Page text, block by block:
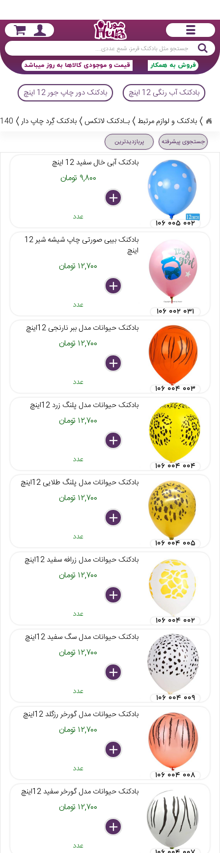
جستجو
قیمت و موجودی کالاها به روز میباشد فروش به همکار
بادکنک آب رنگی 12 اینچ بادکنک دور چاپ جور 12 اینچ
بادکنک و لوازم مرتبط بـادکنک لاتکس بادکنک گِرد چاپ دار 140 کالا
جستجوی پیشرفته پربازدیدترین
بادکنک آبی خال سفید 12 اینچ
۹,۸۰۰ تومان
delete
remove
add
عدد
۱۰۶ ۰۰۵ ۰۰۲
بادکنک بیبی صورتی چاپ شیشه شیر 12
اینچ
۱۲,۷۰۰ تومان
delete
remove
add
عدد
۱۰۶ ۰۰۲ ۰۳۱
بادکنک حیوانات مدل ببر نارنجی 12اینچ
۱۲,۷۰۰ تومان
delete
remove
add
عدد
۱۰۶ ۰۰۴ ۰۰۳
بادکنک حیوانات مدل پلنگ زرد 12اینچ
۱۲,۷۰۰ تومان
delete
remove
add
عدد
۱۰۶ ۰۰۴ ۰۰۴
بادکنک حیوانات مدل پلنگ طلایی 12اینچ
۱۲,۷۰۰ تومان
delete
remove
add
عدد
۱۰۶ ۰۰۴ ۰۰۵
بادکنک حیوانات مدل زرافه سفید 12اینچ
۱۲,۷۰۰ تومان
delete
remove
add
عدد
۱۰۶ ۰۰۴ ۰۰۲
بادکنک حیوانات مدل سگ سفید 12اینچ
۱۲,۷۰۰ تومان
delete
remove
add
عدد
۱۰۶ ۰۰۴ ۰۰۹
بادکنک حیوانات مدل گورخر رزگلد 12اینچ
۱۲,۷۰۰ تومان
delete
remove
add
عدد
۱۰۶ ۰۰۴ ۰۰۸
بادکنک حیوانات مدل گورخر سفید 12اینچ
۱۲,۷۰۰ تومان
delete
remove
add
عدد